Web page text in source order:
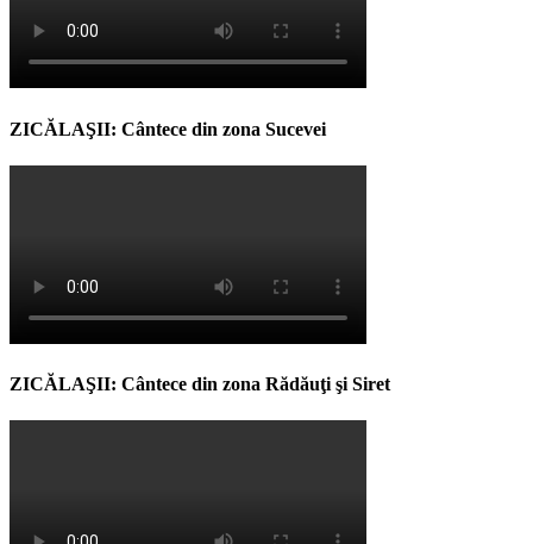
ZICĂLAŞII: Cântece din zona Sucevei
ZICĂLAŞII: Cântece din zona Rădăuţi şi Siret